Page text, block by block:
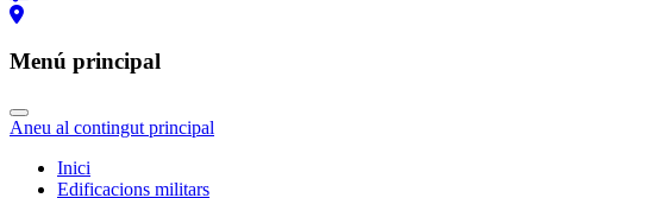
Menú principal
Aneu al contingut principal
Inici
Edificacions militars